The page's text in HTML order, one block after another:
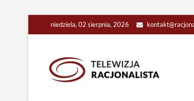
niedziela, 02 sierpnia, 2026